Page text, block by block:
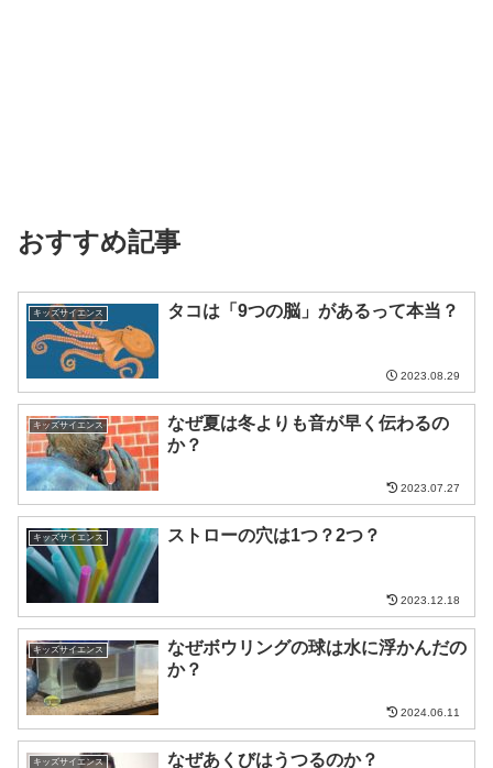
おすすめ記事
キッズサイエンス タコは「9つの脳」があるって本当？
2023.08.29
キッズサイエンス
なぜ夏は冬よりも音が早く伝わるの
か？
2023.07.27
キッズサイエンス ストローの穴は1つ？2つ？
2023.12.18
キッズサイエンス
なぜボウリングの球は水に浮かんだの
か？
2024.06.11
キッズサイエンス なぜあくびはうつるのか？